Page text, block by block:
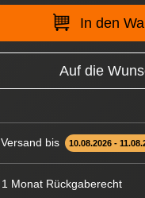
In den
Auf die
Versand bis 10.08.2026 -
1 Monat Rückgaberecht